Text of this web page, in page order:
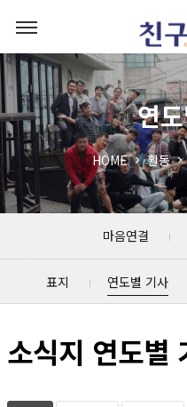
연
HOME 활동
마음연결
표지 연도별 기사
소식지 연도별